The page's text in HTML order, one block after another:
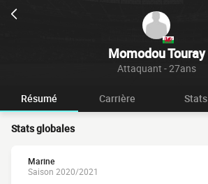
Momodou Touray
Attaquant - 27ans
Résumé Carrière Stats
Stats globales
Marine
Saison 2020/2021